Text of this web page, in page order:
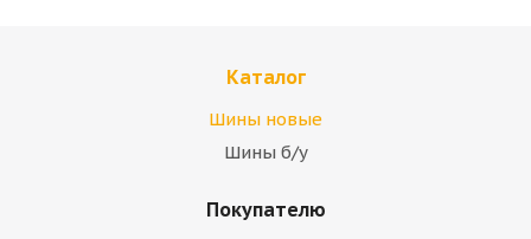
Каталог
Шины новые
Шины б/у
Покупателю